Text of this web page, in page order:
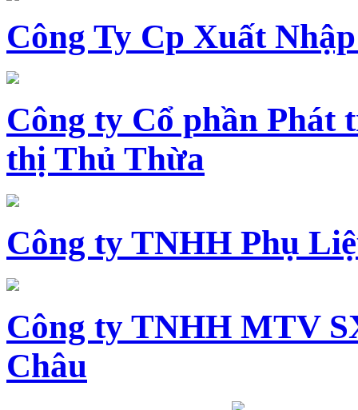
Công Ty Cp Xuất
Công ty Cổ phần Phát
thị Thủ Thừa
Công ty TNHH Phụ
Công ty TNHH MTV
Châu